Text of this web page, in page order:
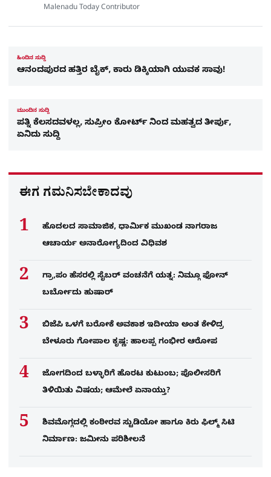
Malenadu Today Contributor
ಹಿಂದಿನ ಸುದ್ದಿ
ಆನಂದಪುರದ ಹತ್ತಿರ ಬೈಕ್, ಕಾರು ಡಿಕ್ಕಿಯಾಗಿ ಯುವಕ ಸಾವು!
ಮುಂದಿನ ಸುದ್ದಿ
ಪತ್ನಿ ಕೆಲಸದವಳಲ್ಲ, ಸುಪ್ರೀಂ ಕೋರ್ಟ್​ ನಿಂದ ಮಹತ್ವದ ತೀರ್ಪು,
ಏನಿದು ಸುದ್ದಿ
ಈಗ ಗಮನಿಸಬೇಕಾದವು
ಹೊದಲದ ಸಾಮಾಜಿಕ, ಧಾರ್ಮಿಕ ಮುಖಂಡ ನಾಗರಾಜ
ಆಚಾರ್ಯ ಅನಾರೋಗ್ಯದಿಂದ ವಿಧಿವಶ
ಗ್ರಾ,ಪಂ ಹೆಸರಲ್ಲಿ ಸೈಬ‌ರ್ ವಂಚನೆಗೆ ಯತ್ನ: ನಿಮ್ಗೂ ಫೋನ್​
ಬರ್ಬೋದು ಹುಷಾರ್​​
ಬಿಜೆಪಿ ಒಳಗೆ ಬರೋಕೆ ಅವಕಾಶ ಇದೀಯಾ ಅಂತ ಕೇಳಿದ್ರ
ಬೇಳೂರು ಗೋಪಾಲ ಕೃಷ್ಣ: ಹಾಲಪ್ಪ ಗಂಭೀರ ಆರೋಪ
ಜೋಗದಿಂದ ಬಳ್ಳಾರಿಗೆ ಹೊರಟ ಕುಟುಂಬ; ಪೊಲೀಸರಿಗೆ
ತಿಳಿಯಿತು ವಿಷಯ; ಆಮೇಲೆ ಏನಾಯ್ತು?
ಶಿವಮೊಗ್ಗದಲ್ಲಿ ಕಂಠೀರವ ಸ್ಟುಡಿಯೋ ಹಾಗೂ ಕಿರು ಫಿಲ್ಮ್ ಸಿಟಿ
ನಿರ್ಮಾಣ: ಜಮೀನು ಪರಿಶೀಲನೆ